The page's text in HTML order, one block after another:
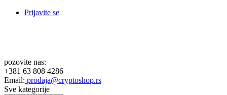
Prijavite se
pozovite nas:
+381 63 808 4286
Email: prodaja@cryptoshop.rs
Sve kategorije